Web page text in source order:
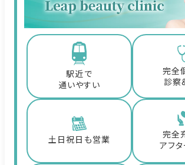
駅近で
通いやすい
完全
診察
土日祝日も営業
完全
アフ